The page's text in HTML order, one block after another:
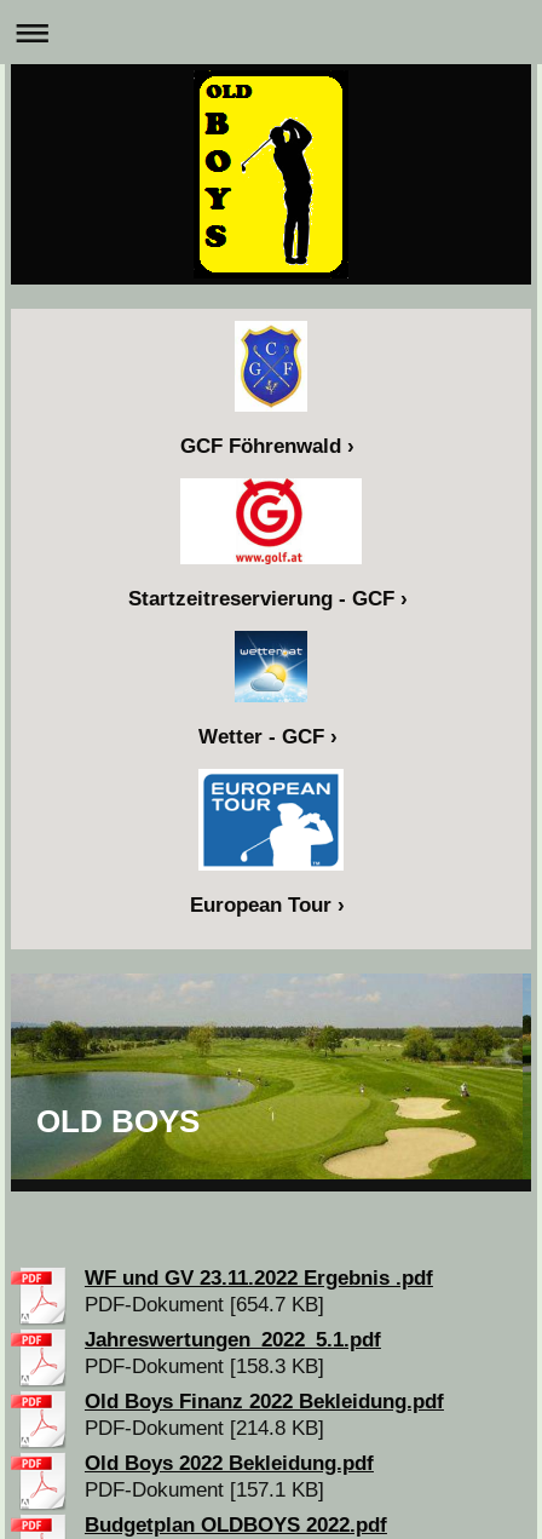
GCF Föhrenwald
Startzeitreservierung - GCF
Wetter - GCF
European Tour
OLD BOYS
WF und GV 23.11.2022 Ergebnis .pdf
PDF-Dokument [654.7 KB]
Jahreswertungen_2022_5.1.pdf
PDF-Dokument [158.3 KB]
Old Boys Finanz 2022 Bekleidung.pdf
PDF-Dokument [214.8 KB]
Old Boys 2022 Bekleidung.pdf
PDF-Dokument [157.1 KB]
Budgetplan OLDBOYS 2022.pdf